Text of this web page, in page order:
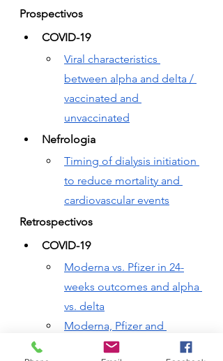
Prospectivos
COVID-19
Viral characteristics
between alpha and delta /
vaccinated and
unvaccinated
Nefrologia
Timing of dialysis initiation
to reduce mortality and
cardiovascular events
Retrospectivos
COVID-19
Moderna vs. Pfizer in 24-
weeks outcomes and alpha
vs. delta
Moderna, Pfizer and
Janssen effectiveness